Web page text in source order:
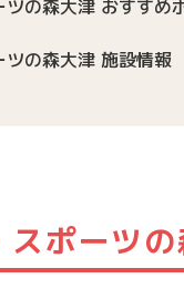
の森大津 おすすめ
の森大津 施設情報
ポーツ